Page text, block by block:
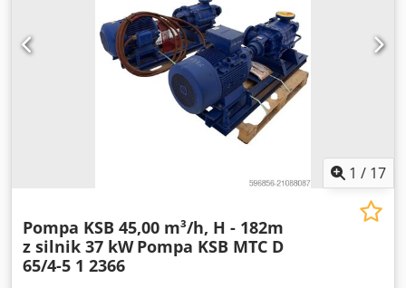
1 / 17
Pompa KSB 45,00 m³/h, H - 182m
z silnik 37 kW Pompa KSB MTC D
65/4-5 1 2366